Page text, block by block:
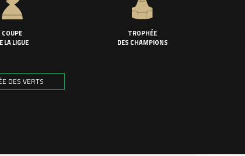
COUPE
LA LIGUE
TROPHÉE
DES CHAMPIONS
DES VERTS